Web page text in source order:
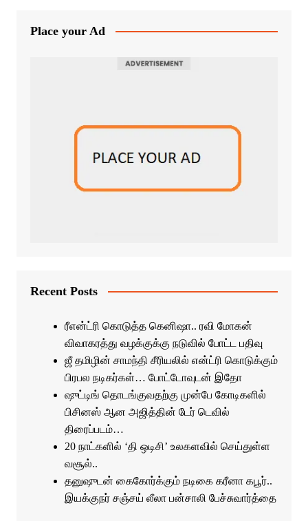
Place your Ad
Recent Posts
ரீஎன்ட்ரி கொடுத்த கெனிஷா.. ரவி மோகன்
விவாகரத்து வழக்குக்கு நடுவில் போட்ட பதிவு
ஜீ தமிழின் சாமந்தி சீரியலில் என்ட்ரி கொடுக்கும்
பிரபல நடிகர்கள்… போட்டோவுடன் இதோ
ஷுட்டிங் தொடங்குவதற்கு முன்பே கோடிகளில்
பிசினஸ் ஆன அஜித்தின் டேர் டெவில்
திரைப்படம்…
20 நாட்களில் ‘தி ஒடிசி’ உலகளவில் செய்துள்ள
வசூல்..
தனுஷுடன் கைகோர்க்கும் நடிகை கரீனா கபூர்..
இயக்குநர் சஞ்சய் லீலா பன்சாலி பேச்சுவார்த்தை